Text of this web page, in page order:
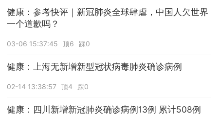
健康：参考快评｜新冠肺炎全球肆虐，中国人欠世界
一个道歉吗？
03-06 15:37:45 顶6 踩0
健康：上海无新增新型冠状病毒肺炎确诊病例
02-14 13:38:57 顶4 踩0
健康：四川新增新冠肺炎确诊病例13例 累计508例